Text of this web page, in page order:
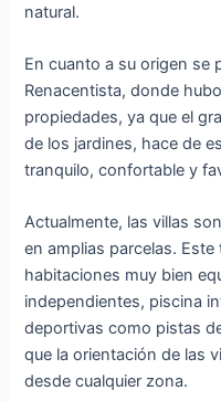
natural.
En cuanto a su origen se
Renacentista, donde
propiedades, ya que el
de los jardines, hace de
tranquilo, confortable y
Actualmente, las villas
en amplias parcelas.
habitaciones muy bien
independientes, piscina
deportivas como pistas
que la orientación de las
desde cualquier zona.